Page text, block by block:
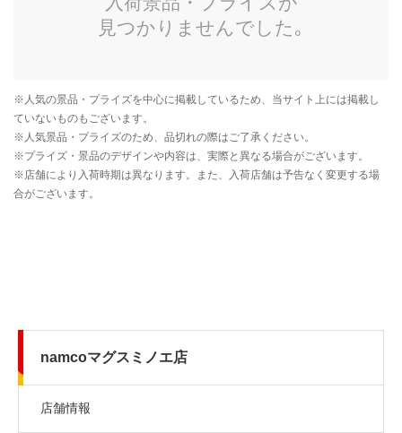
namcoマグスミノエ店
店舗情報